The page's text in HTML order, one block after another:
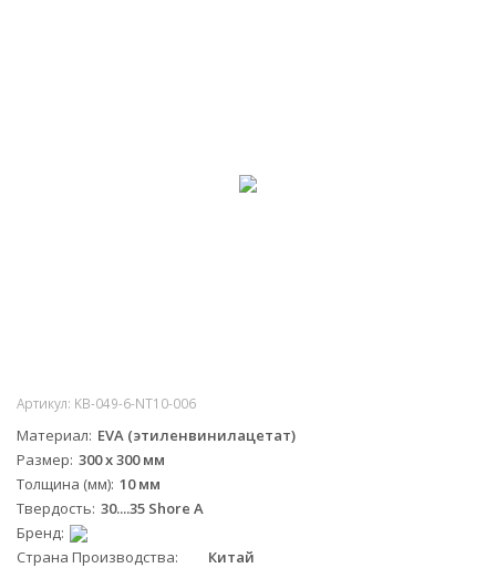
Артикул: KB-049-6-NT10-006
Материал EVA (этиленвинилацетат)
Размер 300 х 300 мм
Толщина (мм) 10 мм
Твердость 30....35 Shore A
Бренд
Страна Производства
Китай